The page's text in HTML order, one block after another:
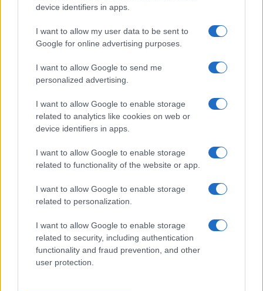
device identifiers in apps.
I want to allow my user data to be sent to
Google for online advertising purposes.
I want to allow Google to send me
personalized advertising.
I want to allow Google to enable storage
related to analytics like cookies on web or
device identifiers in apps.
I want to allow Google to enable storage
related to functionality of the website or app.
I want to allow Google to enable storage
related to personalization.
I want to allow Google to enable storage
related to security, including authentication
functionality and fraud prevention, and other
user protection.
Aguacate en la cocina: 10 recetas rápidas y deliciosas
Lucía Fernández · 4 Ago 2026
POSTRES